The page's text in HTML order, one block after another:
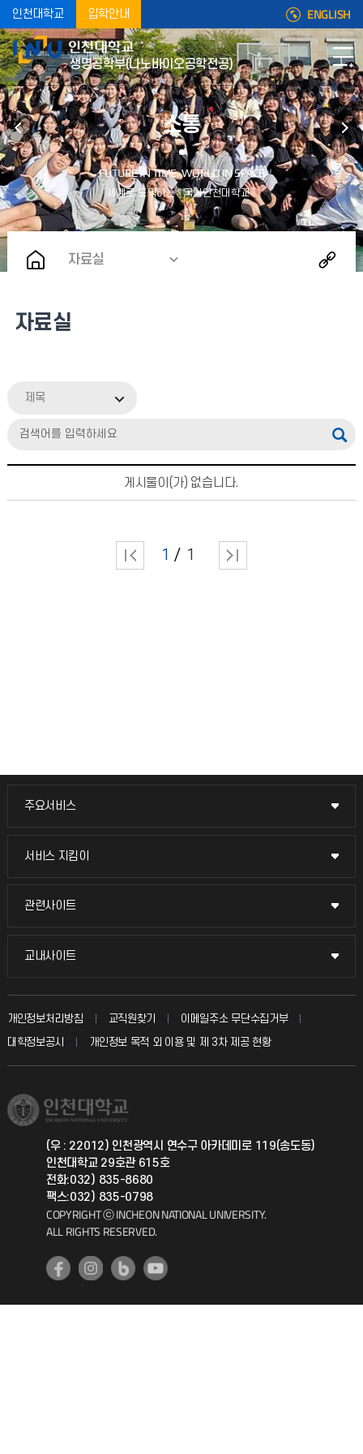
인천대학교 입학안내 ENGLISH
생명공학부(나노바이오공학전공)
소통
자료실
자료실
제목
게시물이(가) 없습니다.
1 1
주요서비스
주요서비스
교무회의방송
입학안내
취업정보(학생)
서비스 지킴이
서비스 지킴이
묻고 답하기
칭찬마당
학생서비스 지킴이
관련사이트
관련사이트
국방헬프콜
총동문회
교내사이트
교내사이트
교수회
교육혁신본부
국제지원과
공자아카데미
기초교육원
개인정보처리방침 교직원찾기
이메일주소 무단수집거부
대학정보공시
개인정보 목적 외 이용 및 제 3차 제공 현황
(우 : 22012) 인천광역시 연수구 아카데미로 119(송도동)
인천대학교 29호관 615호
전화:032) 835-8680
팩스:032) 835-0798
COPYRIGHT ⓒ INCHEON NATIONAL UNIVERSITY.
ALL RIGHTS RESERVED.